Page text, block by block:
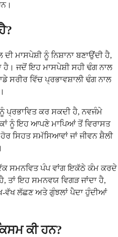
ਮਾਸਪੇਸ਼ੀ ਨੂੰ ਨਿਸ਼ਾਨਾ ਬਣਾਉਂਦੀ ਹੈ,
ਹੈ। ਜਦੋਂ ਇਹ ਮਾਸਪੇਸ਼ੀ ਸਹੀ ਢੰਗ ਨਾਲ
ਸਰੀਰ ਵਿੱਚ ਪ੍ਰਭਾਵਸ਼ਾਲੀ ਢੰਗ ਨਾਲ
ਪ੍ਰਭਾਵਿਤ ਕਰ ਸਕਦੀ ਹੈ, ਨਵਜੰਮੇ
ਨੂੰ ਇਹ ਆਪਣੇ ਮਾਪਿਆਂ ਤੋਂ ਵਿਰਾਸਤ
ਸਿਹਤ ਸਮੱਸਿਆਵਾਂ ਜਾਂ ਜੀਵਨ ਸ਼ੈਲੀ
ਸਮਨਵਿਤ ਪੰਪ ਵਾਂਗ ਇਕੱਠੇ ਕੰਮ ਕਰਦੇ
ਤਾਂ ਇਹ ਸਮਨਵਯ ਵਿਗੜ ਜਾਂਦਾ ਹੈ,
ਵੱਖ ਲੱਛਣ ਅਤੇ ਗੁੰਝਲਾਂ ਪੈਦਾ ਹੁੰਦੀਆਂ
ਕੀ ਹਨ?